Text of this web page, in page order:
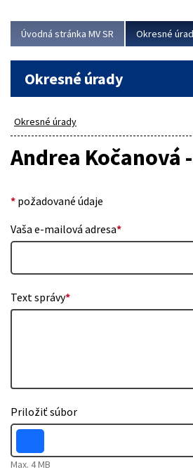
Viac
Úvodná stránka MV SR Okresné
Okresné úrady
Okresné úrady
Andrea Kočanová
* požadované údaje
Vaša e-mailová adresa*
Text správy*
Priložiť súbor
Max. 4 MB